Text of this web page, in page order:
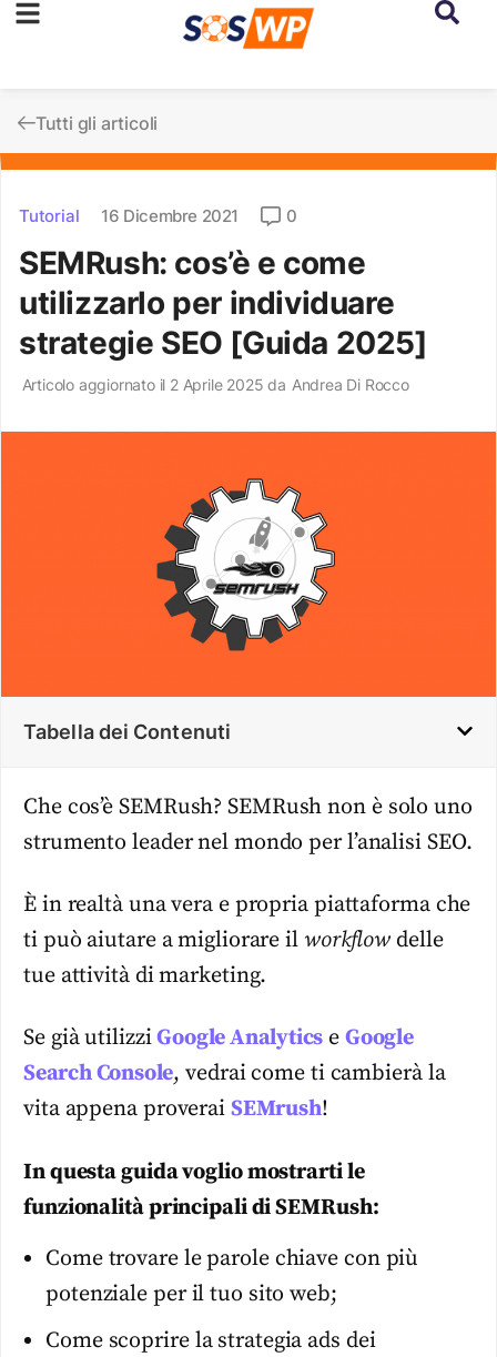
Tutti gli articoli
Tutorial 16 Dicembre 2021 0
SEMRush: cos’è e come
utilizzarlo per individuare
strategie SEO [Guida 2025]
Articolo aggiornato il 2 Aprile 2025 da Andrea Di Rocco
Tabella dei Contenuti
Che cos’è SEMRush? SEMRush non è solo uno
strumento leader nel mondo per l’analisi SEO.
È in realtà una vera e propria piattaforma che
ti può aiutare a migliorare il workflow delle
tue attività di marketing.
Se già utilizziGoogle Analytics e Google
Search Console, vedrai come ti cambierà la
vita appena proverai SEMrush!
In questa guida voglio mostrarti le
funzionalità principali di SEMRush:
Come trovare le parole chiave con più
potenziale per il tuo sito web;
Come scoprire la strategia ads dei